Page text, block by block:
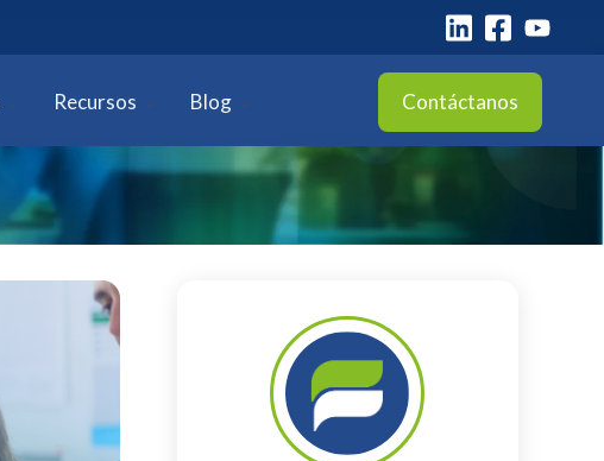
Recursos Blog Contáctanos